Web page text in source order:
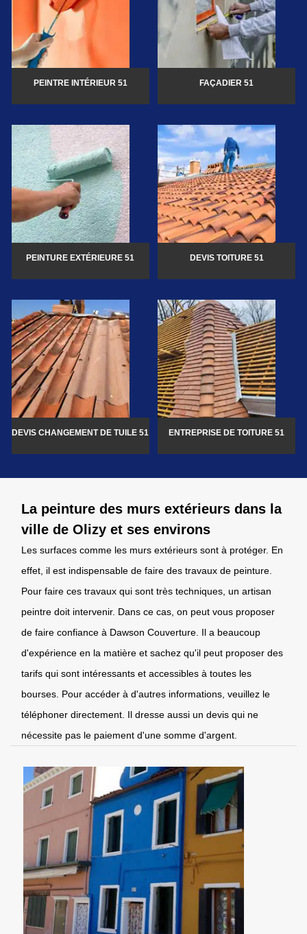
PEINTRE INTÉRIEUR 51 FAÇADIER 51
PEINTURE EXTÉRIEURE 51 DEVIS TOITURE 51
DEVIS CHANGEMENT DE TUILE 51 ENTREPRISE DE TOITURE 51
La peinture des murs extérieurs dans la
ville de Olizy et ses environs
Les surfaces comme les murs extérieurs sont à protéger. En
effet, il est indispensable de faire des travaux de peinture.
Pour faire ces travaux qui sont très techniques, un artisan
peintre doit intervenir. Dans ce cas, on peut vous proposer
de faire confiance à Dawson Couverture. Il a beaucoup
d'expérience en la matière et sachez qu'il peut proposer des
tarifs qui sont intéressants et accessibles à toutes les
bourses. Pour accéder à d'autres informations, veuillez le
téléphoner directement. Il dresse aussi un devis qui ne
nécessite pas le paiement d'une somme d'argent.